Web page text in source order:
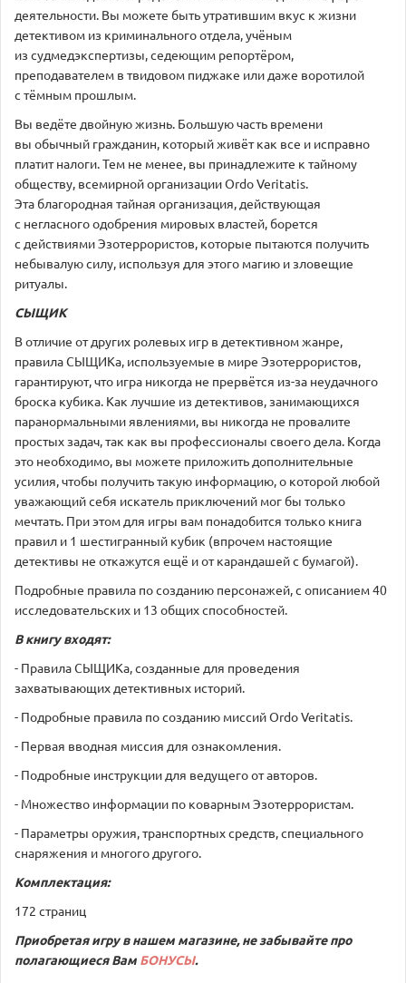
деятельности. Вы можете быть утратившим вкус к жизни
детективом из криминального отдела, учёным
из судмедэкспертизы, седеющим репортёром,
преподавателем в твидовом пиджаке или даже воротилой
с тёмным прошлым.
Вы ведёте двойную жизнь. Большую часть времени
вы обычный гражданин, который живёт как все и исправно
платит налоги. Тем не менее, вы принадлежите к тайному
обществу, всемирной организации Ordo Veritatis.
Эта благородная тайная организация, действующая
с негласного одобрения мировых властей, борется
с действиями Эзотеррористов, которые пытаются получить
небывалую силу, используя для этого магию и зловещие
ритуалы.
СЫЩИК
В отличие от других ролевых игр в детективном жанре,
правила СЫЩИКа, используемые в мире Эзотеррористов,
гарантируют, что игра никогда не прервётся из-за неудачного
броска кубика. Как лучшие из детективов, занимающихся
паранормальными явлениями, вы никогда не провалите
простых задач, так как вы профессионалы своего дела. Когда
это необходимо, вы можете приложить дополнительные
усилия, чтобы получить такую информацию, о которой любой
уважающий себя искатель приключений мог бы только
мечтать. При этом для игры вам понадобится только книга
правил и 1 шестигранный кубик (впрочем настоящие
детективы не откажутся ещё и от карандашей с бумагой).
Подробные правила по созданию персонажей, с описанием 40
исследовательских и 13 общих способностей.
В книгу входят:
- Правила СЫЩИКа, созданные для проведения
захватывающих детективных историй.
- Подробные правила по созданию миссий Ordo Veritatis.
- Первая вводная миссия для ознакомления.
- Подробные инструкции для ведущего от авторов.
- Множество информации по коварным Эзотеррористам.
- Параметры оружия, транспортных средств, специального
снаряжения и многого другого.
Комплектация:
172 страниц
Приобретая игру в нашем магазине, не забывайте про
полагающиеся Вам БОНУСЫ.